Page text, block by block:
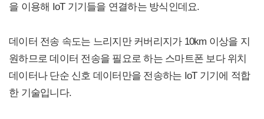
을 이용해 IoT 기기들을 연결하는 방식인데요.
데이터 전송 속도는 느리지만 커버리지가 10km 이상을 지
원하므로 데이터 전송을 필요로 하는 스마트폰 보다 위치
데이터나 단순 신호 데이터만을 전송하는 IoT 기기에 적합
한 기술입니다.